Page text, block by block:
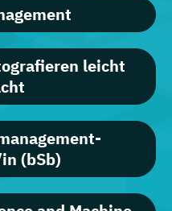
leicht
(bSb)